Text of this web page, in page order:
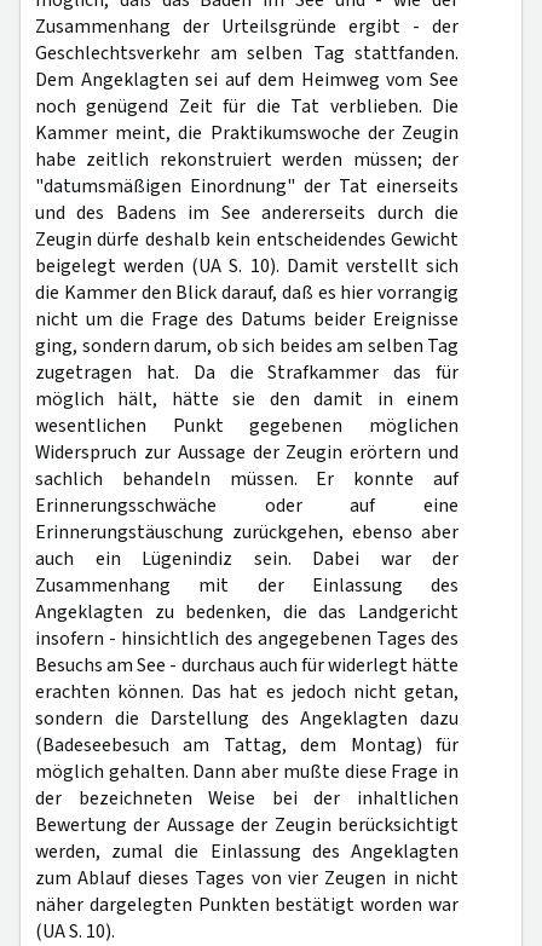
Zusammenhang der Urteilsgründe ergibt - der
Geschlechtsverkehr am selben Tag stattfanden.
Dem Angeklagten sei auf dem Heimweg vom See
noch genügend Zeit für die Tat verblieben. Die
Kammer meint, die Praktikumswoche der Zeugin
habe zeitlich rekonstruiert werden müssen; der
"datumsmäßigen Einordnung" der Tat einerseits
und des Badens im See andererseits durch die
Zeugin dürfe deshalb kein entscheidendes Gewicht
beigelegt werden (UA S. 10). Damit verstellt sich
die Kammer den Blick darauf, daß es hier vorrangig
nicht um die Frage des Datums beider Ereignisse
ging, sondern darum, ob sich beides am selben Tag
zugetragen hat. Da die Strafkammer das für
möglich hält, hätte sie den damit in einem
wesentlichen Punkt gegebenen möglichen
Widerspruch zur Aussage der Zeugin erörtern und
sachlich behandeln müssen. Er konnte auf
Erinnerungsschwäche oder auf eine
Erinnerungstäuschung zurückgehen, ebenso aber
auch ein Lügenindiz sein. Dabei war der
Zusammenhang mit der Einlassung des
Angeklagten zu bedenken, die das Landgericht
insofern - hinsichtlich des angegebenen Tages des
Besuchs am See - durchaus auch für widerlegt hätte
erachten können. Das hat es jedoch nicht getan,
sondern die Darstellung des Angeklagten dazu
(Badeseebesuch am Tattag, dem Montag) für
möglich gehalten. Dann aber mußte diese Frage in
der bezeichneten Weise bei der inhaltlichen
Bewertung der Aussage der Zeugin berücksichtigt
werden, zumal die Einlassung des Angeklagten
zum Ablauf dieses Tages von vier Zeugen in nicht
näher dargelegten Punkten bestätigt worden war
(UA S. 10).